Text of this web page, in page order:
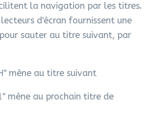
la navigation par les titres.
d'écran fournissent une
sauter au titre suivant, par
mène au titre suivant
mène au prochain titre de